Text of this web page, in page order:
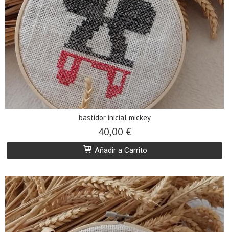
bastidor inicial mickey
40,00 €
Añadir a Carrito